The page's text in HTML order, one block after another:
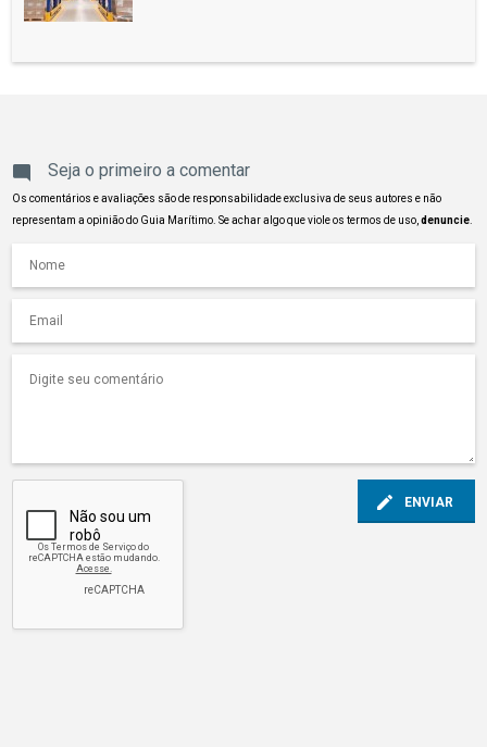
Seja o primeiro a comentar
Os comentários e avaliações são de responsabilidade exclusiva de seus autores e não
representam a opinião do Guia Marítimo. Se achar algo que viole os termos de uso,denuncie.
ENVIAR